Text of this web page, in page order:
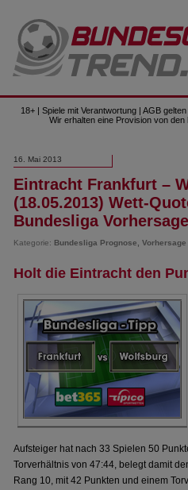
18+ | Spiele mit Verantwortung | AGB
Wir erhalten eine Provision von
16. Mai 2013
Eintracht Frankfurt –
(18.05.2013) Wett-
Bundesliga Vorhersage
Kategorie: Bundesliga Prognose, Vorhersage
Holt die Eintracht den
Aufsteiger hat nach 33 Spielen 50
Torverhältnis von 47:44, belegt damit
Rang 10, mit 42 Punkten und einem